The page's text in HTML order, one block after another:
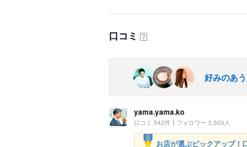
口コミ ？
好みのあ
yama.yama.ko
口コミ 542件 フォロワー 3,503人
お店が選ぶピックアップ！